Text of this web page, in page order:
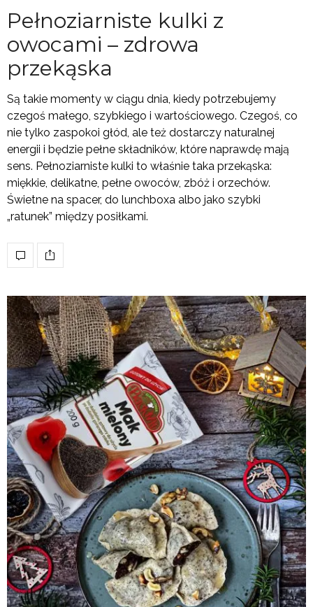
Pełnoziarniste kulki z
owocami – zdrowa
przekąska
Są takie momenty w ciągu dnia, kiedy potrzebujemy
czegoś małego, szybkiego i wartościowego. Czegoś, co
nie tylko zaspokoi głód, ale też dostarczy naturalnej
energii i będzie pełne składników, które naprawdę mają
sens. Pełnoziarniste kulki to właśnie taka przekąska:
miękkie, delikatne, pełne owoców, zbóż i orzechów.
Świetne na spacer, do lunchboxa albo jako szybki
„ratunek” między posiłkami.